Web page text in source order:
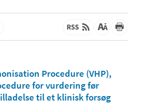
Procedure (VHP),
for vurdering før
til et klinisk forsøg